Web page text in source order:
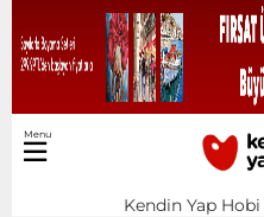
Kendin Yap
Menu